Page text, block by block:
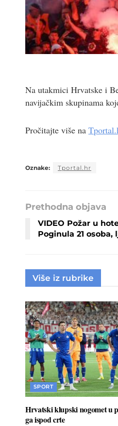
Na utakmici Hrvatske i
navijačkim skupinama
Pročitajte više na
Oznake: Tportal.hr
Prethodna objava
VIDEO Požar u
Poginula 21
Više iz rubrike
SPORT
Hrvatski klupski nogomet u
ga ispod crte